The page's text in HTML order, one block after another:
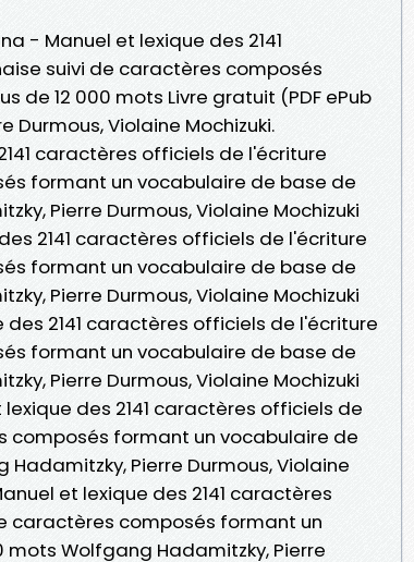
- Manuel et lexique des 2141
suivi de caractères composés
de 12 000 mots Livre gratuit (PDF ePub
Durmous, Violaine Mochizuki.
caractères officiels de l'écriture
formant un vocabulaire de base de
Pierre Durmous, Violaine Mochizuki
2141 caractères officiels de l'écriture
formant un vocabulaire de base de
Pierre Durmous, Violaine Mochizuki
des 2141 caractères officiels de l'écriture
formant un vocabulaire de base de
Pierre Durmous, Violaine Mochizuki
des 2141 caractères officiels de
composés formant un vocabulaire de
Pierre Durmous, Violaine
et lexique des 2141 caractères
caractères composés formant un
Wolfgang Hadamitzky, Pierre